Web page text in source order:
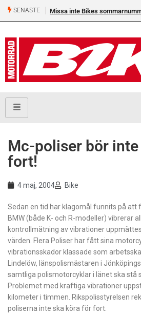
SENASTE Missa inte Bikes
Mc-poliser bör
fort!
4 maj, 2004 Bike
Sedan en tid har klagomål funnits på att
BMW (både K- och R-modeller) vibrerar
kontrollmätning av vibrationer
värden. Flera Poliser har fått sina
vibrationsskador klassade som
Lindelöw, länspolismästaren i
samtliga polismotorcyklar i länet ska stå
Problemet med kraftiga vibrationer
kilometer i timmen. Rikspolisstyrelsen
poliserna inte ska köra för fort.